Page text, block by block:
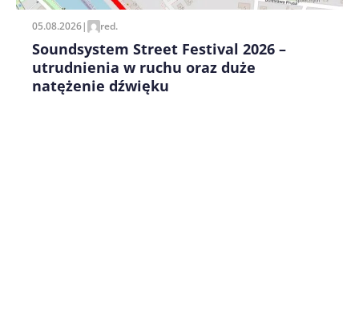
05.08.2026| red.
Soundsystem Street Festival 2026 –
utrudnienia w ruchu oraz duże
natężenie dźwięku